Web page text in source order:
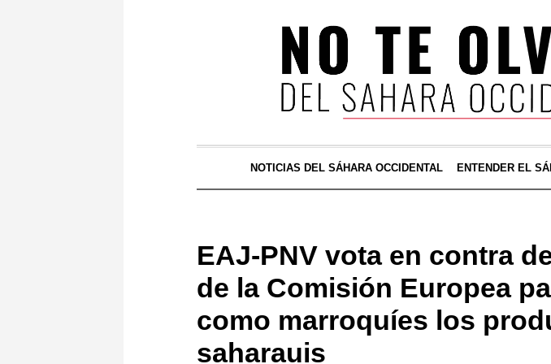
NOTICIAS DEL SÁHARA OCCIDENTAL ENTENDER EL
EAJ-PNV vota en contra
de la Comisión Europea
como marroquíes los
saharauis